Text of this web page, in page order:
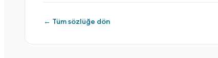
← Tüm sözlüğe dön